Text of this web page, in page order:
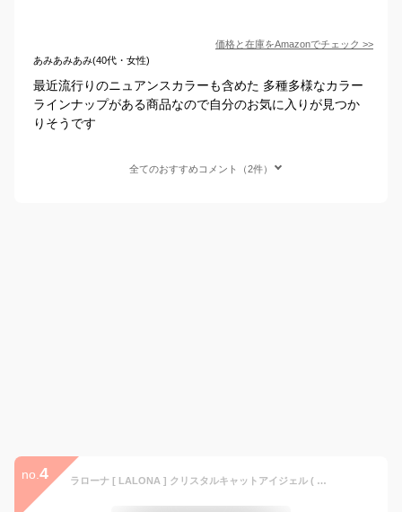
価格と在庫をAmazonでチェック >>
あみあみあみ(40代・女性)
最近流行りのニュアンスカラーも含めた 多種多様なカラー
ラインナップがある商品なので自分のお気に入りが見つか
りそうです
全てのおすすめコメント（2件）
no. 4 ラローナ [ LALONA ] クリスタルキャットアイジェル ( A56 ) ( 3g ) ジェルネイル/ラメジェル/マグネットジェル/マグネットネイル/カラージェル